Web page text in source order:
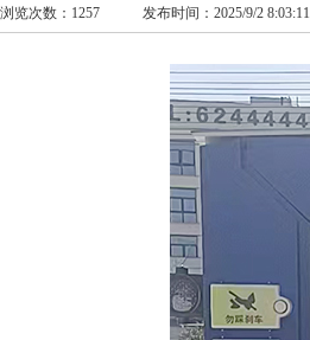
浏览次数：1257 发布时间：2025/9/2 8:03:11